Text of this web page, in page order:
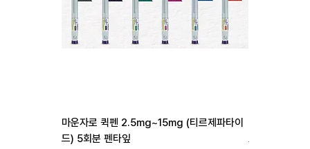
마운자로 퀵펜 2.5mg~15mg (티르제파타이
드) 5회분 펜타잎
일반가
₩255,000